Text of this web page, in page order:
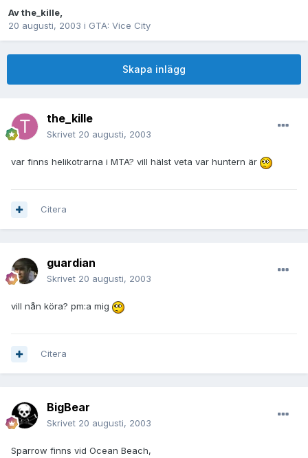
Avthe_kille,
20 augusti, 2003 i GTA: Vice City
Skapa inlägg
the_kille
Skrivet 20 augusti, 2003
var finns helikotrarna i MTA? vill hälst veta var huntern är
Citera
guardian
Skrivet 20 augusti, 2003
vill nån köra? pm:a mig
Citera
BigBear
Skrivet 20 augusti, 2003
Sparrow finns vid Ocean Beach,